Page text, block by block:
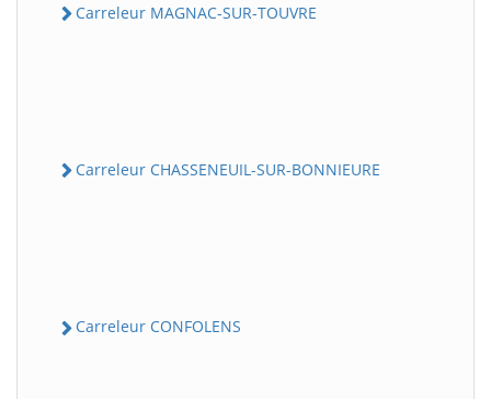
Carreleur MAGNAC-SUR-TOUVRE
Carreleur CHASSENEUIL-SUR-BONNIEURE
Carreleur CONFOLENS